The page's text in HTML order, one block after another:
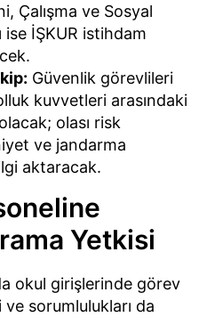
Çalışma ve Sosyal
ise İŞKUR istihdam
Güvenlik görevlileri
kuvvetleri arasındaki
olası risk
ve jandarma
aktaracak.
Yetkisi
okul girişlerinde görev
sorumlulukları da